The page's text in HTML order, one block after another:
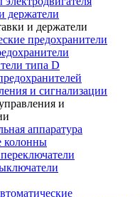
держатели
и держатели
предохранители
типа D
и сигнализации
и
аппаратура
колонны